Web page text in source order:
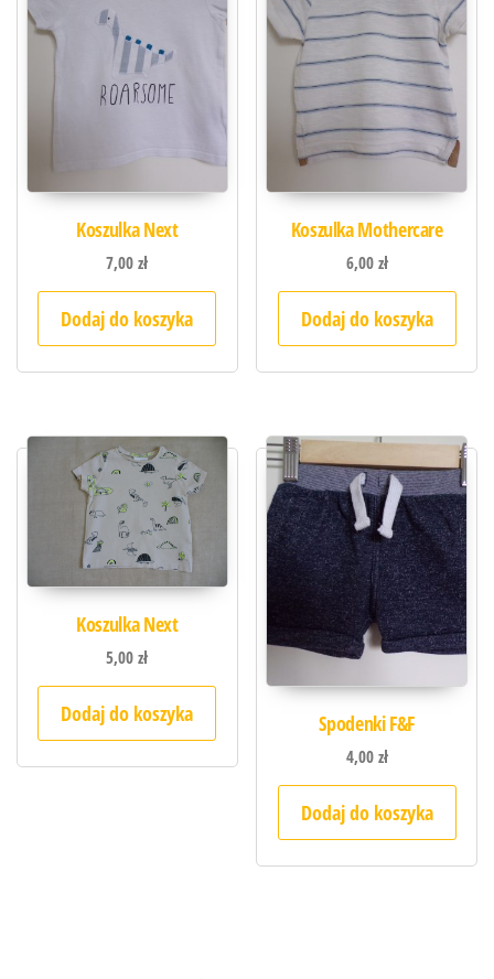
Koszulka Next
7,00zł
Dodaj do koszyka
Koszulka Mothercare
6,00zł
Dodaj do koszyka
Koszulka Next
5,00zł
Dodaj do koszyka Spodenki F&F
4,00zł
Dodaj do koszyka